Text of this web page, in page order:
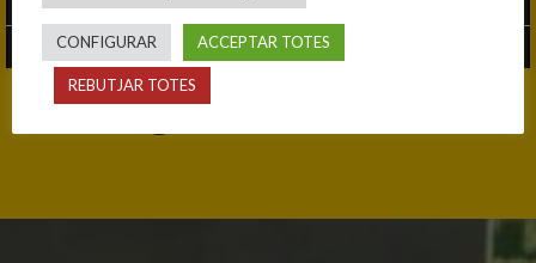
05/03/2026
CONFIGURAR ACCEPTAR TOTES
REBUTJAR TOTES